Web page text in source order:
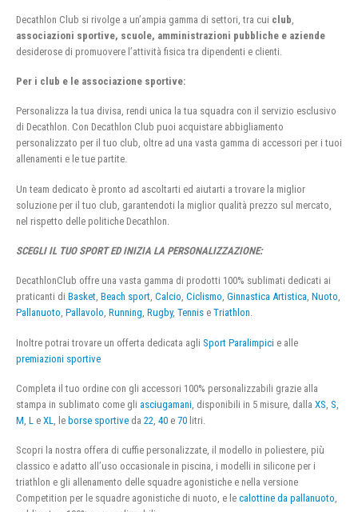
Decathlon Club si rivolge a un’ampia gamma di settori, tra cui club
associazioni sportive, scuole, amministrazioni pubbliche e aziende
desiderose di promuovere l’attività fisica tra dipendenti e clienti.
Per i club e le associazione sportive:
Personalizza la tua divisa, rendi unica la tua squadra con il servizio esclusivo
di Decathlon. Con Decathlon Club puoi acquistare abbigliamento
personalizzato per il tuo club, oltre ad una vasta gamma di accessori per i tuoi
allenamenti e le tue partite.
Un team dedicato è pronto ad ascoltarti ed aiutarti a trovare la miglior
soluzione per il tuo club, garantendoti la miglior qualità prezzo sul mercato,
nel rispetto delle politiche Decathlon.
SCEGLI IL TUO SPORT ED INIZIA LA PERSONALIZZAZIONE:
DecathlonClub offre una vasta gamma di prodotti 100% sublimati dedicati ai
praticanti di Basket, Beach sport, Calcio, Ciclismo, Ginnastica Artistica, Nuoto,
Pallanuoto, Pallavolo, Running, Rugby, Tennis e Triathlon.
Inoltre potrai trovare un offerta dedicata agli Sport Paralimpici e alle
premiazioni sportive
Completa il tuo ordine con gli accessori 100% personalizzabili grazie alla
stampa in sublimato come gli asciugamani , disponibili in 5 misure, dalla XS S
M L e XL , le borse sportive da 22 40 e 70 litri.
Scopri la nostra offera di cuffie personalizzate, il modello in poliestere, più
classico e adatto all’uso occasionale in piscina, i modelli in silicone per i
triathlon e gli allenamento delle squadre agonistiche e nella versione
Competition per le squadre agonistiche di nuoto, e le calottine da pallanuoto,